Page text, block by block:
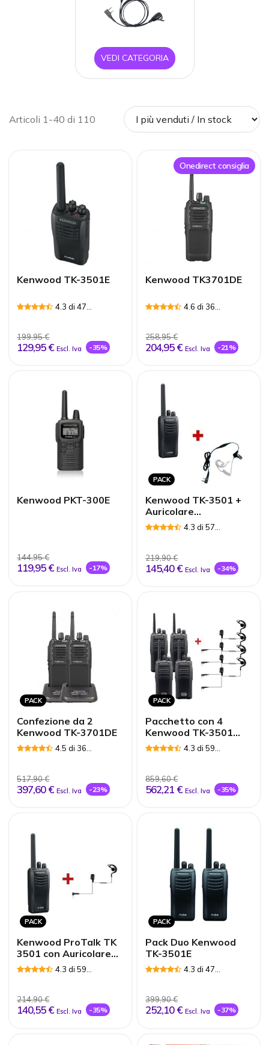
VEDI CATEGORIA
Articoli 1-40 di 110
Kenwood TK-3501E
4.3 di 47
199,95 €
129,95 € Escl. Iva -35%
Onedirect consiglia
Kenwood TK3701DE
4.6 di 36
258,95 €
204,95 € Escl. Iva -21%
Kenwood PKT-300E
144,95 €
119,95 € Escl. Iva -17%
PACK
Kenwood TK-3501 +
Auricolare
trasparente Vox /
PTT
4.3 di 57
219,90 €
145,40 € Escl. Iva -34%
PACK
Confezione da 2
Kenwood TK-3701DE
4.5 di 36
517,90 €
397,60 € Escl. Iva -23%
PACK
Pacchetto con 4
Kenwood TK-3501
Walkie Talkie + 4
auricolari PTT
4.3 di 59
859,60 €
562,21 € Escl. Iva -35%
PACK
Kenwood ProTalk TK
3501 con Auricolare
PTT
4.3 di 59
214,90 €
140,55 € Escl. Iva -35%
PACK
Pack Duo Kenwood
TK-3501E
4.3 di 47
399,90 €
252,10 € Escl. Iva -37%